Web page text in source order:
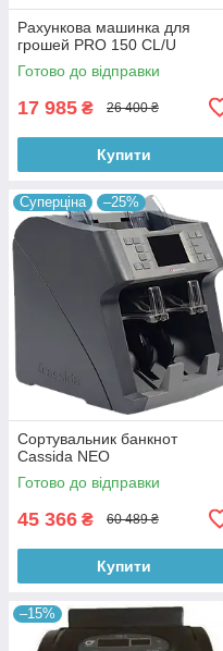
Рахункова машинка для
грошей PRO 150 CL/U
Готово до відправки
17 985 ₴ 26 400 ₴
Купити
Суперціна –25%
Сортувальник банкнот
Cassida NEO
Готово до відправки
45 366 ₴ 60 489 ₴
Купити
–15%